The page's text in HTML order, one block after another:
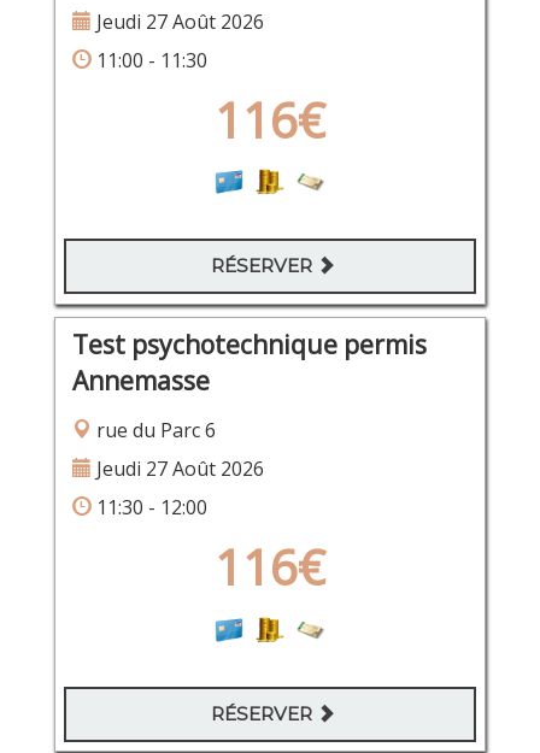
Jeudi 27 Août 2026
11:00 - 11:30
116€
RÉSERVER
Test psychotechnique permis
Annemasse
rue du Parc 6
Jeudi 27 Août 2026
11:30 - 12:00
116€
RÉSERVER